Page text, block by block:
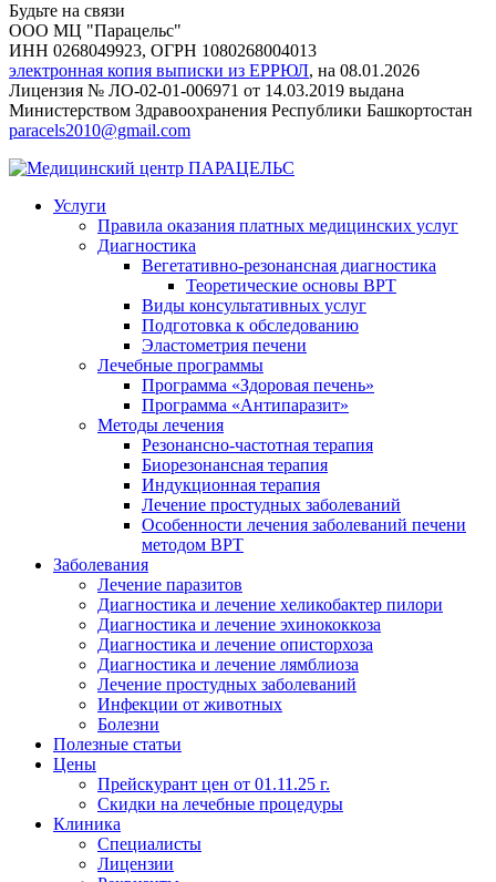
Будьте на связи
ООО МЦ "Парацельс"
ИНН 0268049923, ОГРН 1080268004013
электронная копия выписки из ЕРРЮЛ, на 08.01.2026
Лицензия № ЛО-02-01-006971 от 14.03.2019 выдана
Министерством Здравоохранения Республики Башкортостан
paracels2010@gmail.com
Услуги
Правила оказания платных медицинских услуг
Диагностика
Вегетативно-резонансная диагностика
Теоретические основы ВРТ
Виды консультативных услуг
Подготовка к обследованию
Эластометрия печени
Лечебные программы
Программа «Здоровая печень»
Программа «Антипаразит»
Методы лечения
Резонансно-частотная терапия
Биорезонансная терапия
Индукционная терапия
Лечение простудных заболеваний
Особенности лечения заболеваний печени
методом ВРТ
Заболевания
Лечение паразитов
Диагностика и лечение хеликобактер пилори
Диагностика и лечение эхинококкоза
Диагностика и лечение описторхоза
Диагностика и лечение лямблиоза
Лечение простудных заболеваний
Инфекции от животных
Болезни
Полезные статьи
Цены
Прейскурант цен от 01.11.25 г.
Скидки на лечебные процедуры
Клиника
Специалисты
Лицензии